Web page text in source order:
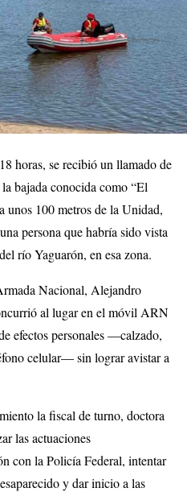
horas, se recibió un llamado de
bajada conocida como “El
unos 100 metros de la Unidad,
persona que habría sido vista
río Yaguarón, en esa zona.
Nacional, Alejandro
al lugar en el móvil ARN
efectos personales —calzado,
celular— sin lograr avistar a
la fiscal de turno, doctora
las actuaciones
con la Policía Federal, intentar
y dar inicio a las